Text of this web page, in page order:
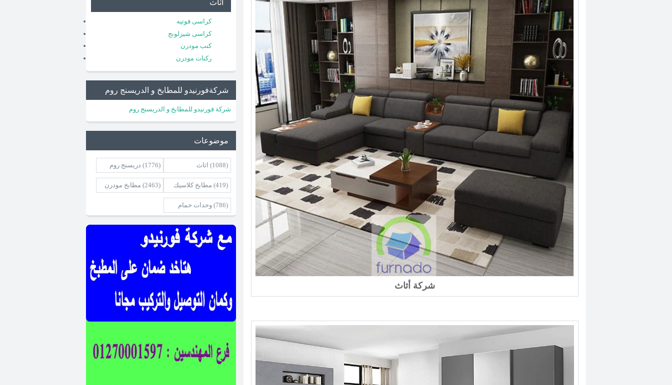
شركة أثاث
اثاث
كراسى فوتيه
كراسى شيزلونج
كنب مودرن
ركنات مودرن
شركةفورنيدو للمطابخ و الدريسنج روم
شركة فورنيدو للمطابخ و الدريسنج روم
موضوعات
اثاث (1088) دريسنج روم (1776)
مطابخ كلاسيك (419) مطابخ مودرن (2463)
وحدات حمام (786)